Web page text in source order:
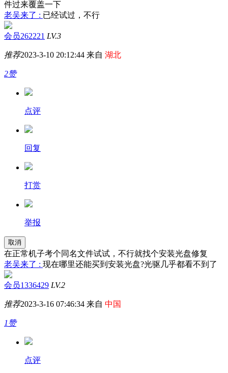
件过来覆盖一下
老吴来了 : 已经试过，不行
会员262221 LV.3
推荐2023-3-10 20:12:44 来自 湖北
2赞
点评
回复
打赏
举报
取消
在正常机子考个同名文件试试，不行就找个安装光盘修复
老吴来了 : 现在哪里还能买到安装光盘?光驱几乎都看不到了
会员1336429 LV.2
推荐2023-3-16 07:46:34 来自 中国
1赞
点评